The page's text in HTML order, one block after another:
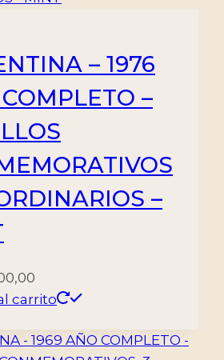
– 1976
–
–
carrito